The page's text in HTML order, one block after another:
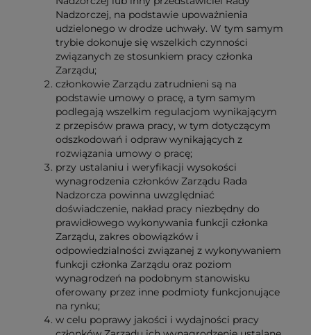
Nadzorczej, na podstawie upoważnienia
udzielonego w drodze uchwały. W tym samym
trybie dokonuje się wszelkich czynności
związanych ze stosunkiem pracy członka
Zarządu;
członkowie Zarządu zatrudnieni są na
podstawie umowy o pracę, a tym samym
podlegają wszelkim regulacjom wynikającym
z przepisów prawa pracy, w tym dotyczącym
odszkodowań i odpraw wynikających z
rozwiązania umowy o pracę;
przy ustalaniu i weryfikacji wysokości
wynagrodzenia członków Zarządu Rada
Nadzorcza powinna uwzględniać
doświadczenie, nakład pracy niezbędny do
prawidłowego wykonywania funkcji członka
Zarządu, zakres obowiązków i
odpowiedzialności związanej z wykonywaniem
funkcji członka Zarządu oraz poziom
wynagrodzeń na podobnym stanowisku
oferowany przez inne podmioty funkcjonujące
na rynku;
w celu poprawy jakości i wydajności pracy